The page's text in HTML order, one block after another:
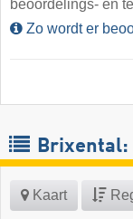
beoordelings- en
Zo wordt er
Brixental:
Kaart